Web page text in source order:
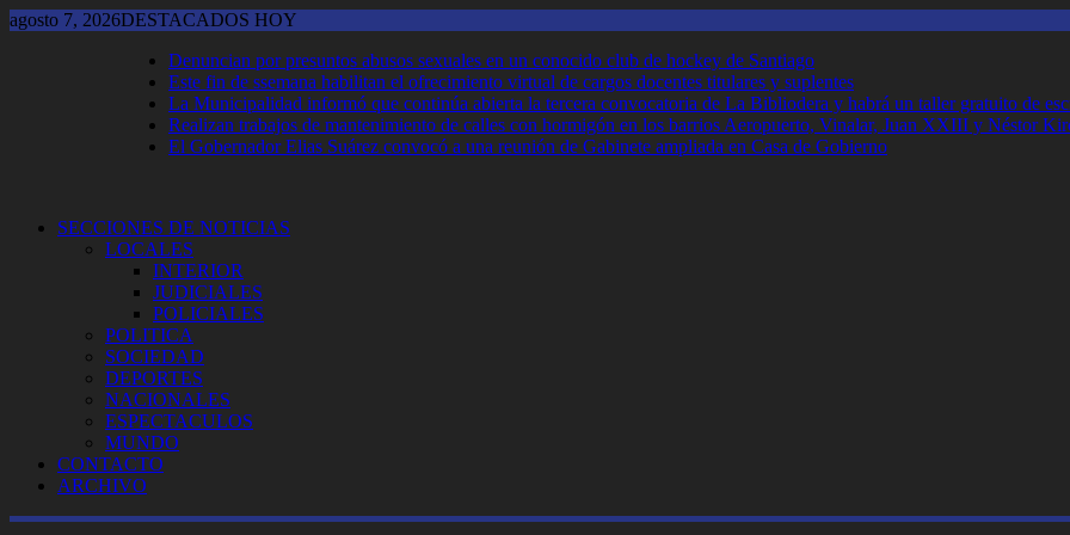
Saltar
agosto 7, 2026DESTACADOS HOY
Denuncian por presuntos abusos sexuales en un conocido club de hockey de Santiago
Este fin de ssemana habilitan el ofrecimiento virtual de cargos docentes titulares y suplentes
La Municipalidad informó que continúa abierta la tercera convocatoria de La Bibliodera y habrá un taller gratuito de
Realizan trabajos de mantenimiento de calles con hormigón en los barrios Aeropuerto, Vinalar, Juan XXIII y Néstor
El Gobernador Elias Suárez convocó a una reunión de Gabinete ampliada en Casa de Gobierno
SECCIONES DE NOTICIAS
LOCALES
INTERIOR
JUDICIALES
POLICIALES
POLITICA
SOCIEDAD
DEPORTES
NACIONALES
ESPECTACULOS
MUNDO
CONTACTO
ARCHIVO